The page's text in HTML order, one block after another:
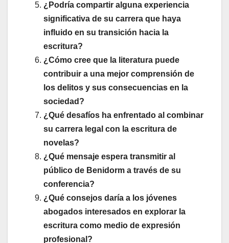
¿Podría compartir alguna experiencia
significativa de su carrera que haya
influido en su transición hacia la
escritura?
¿Cómo cree que la literatura puede
contribuir a una mejor comprensión de
los delitos y sus consecuencias en la
sociedad?
¿Qué desafíos ha enfrentado al combinar
su carrera legal con la escritura de
novelas?
¿Qué mensaje espera transmitir al
público de Benidorm a través de su
conferencia?
¿Qué consejos daría a los jóvenes
abogados interesados en explorar la
escritura como medio de expresión
profesional?